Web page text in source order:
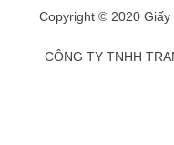
Copyright © 2020
CÔNG TY TNHH